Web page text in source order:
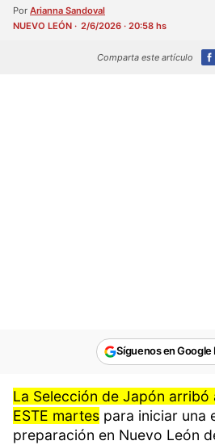
Por Arianna Sandoval
NUEVO LEÓN
2/6/2026 · 20:58 hs
Comparta este artículo
Síguenos en Google
La Selección de Japón arribó
ESTE martes para iniciar una
preparación en Nuevo León